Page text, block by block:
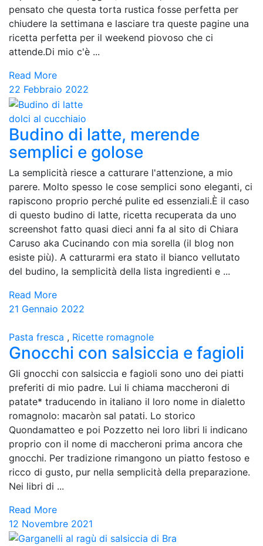
pensato che questa torta rustica fosse perfetta per
chiudere la settimana e lasciare tra queste pagine una
ricetta perfetta per il weekend piovoso che ci
attende.Di mio c'è ...
Read More
22 Febbraio 2022
dolci al cucchiaio
Budino di latte, merende
semplici e golose
La semplicità riesce a catturare l'attenzione, a mio
parere. Molto spesso le cose semplici sono eleganti, ci
rapiscono proprio perché pulite ed essenziali.È il caso
di questo budino di latte, ricetta recuperata da uno
screenshot fatto quasi dieci anni fa al sito di Chiara
Caruso aka Cucinando con mia sorella (il blog non
esiste più). A catturarmi era stato il bianco vellutato
del budino, la semplicità della lista ingredienti e ...
Read More
21 Gennaio 2022
Pasta fresca , Ricette romagnole
Gnocchi con salsiccia e fagioli
Gli gnocchi con salsiccia e fagioli sono uno dei piatti
preferiti di mio padre. Lui li chiama maccheroni di
patate* traducendo in italiano il loro nome in dialetto
romagnolo: macaròn sal patati. Lo storico
Quondamatteo e poi Pozzetto nei loro libri li indicano
proprio con il nome di maccheroni prima ancora che
gnocchi. Per tradizione rimangono un piatto festoso e
ricco di gusto, pur nella semplicità della preparazione.
Nei libri di ...
Read More
12 Novembre 2021